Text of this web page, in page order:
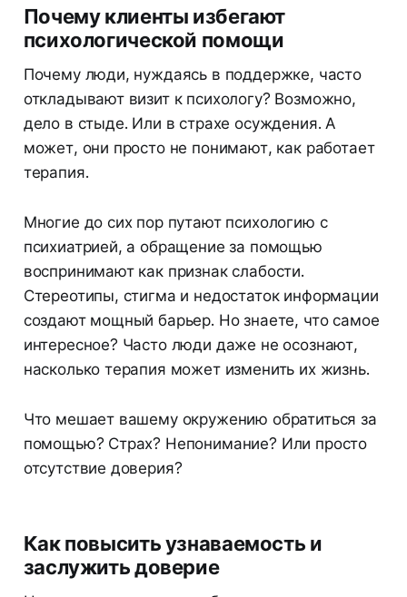
Почему клиенты избегают
психологической помощи
Почему люди, нуждаясь в поддержке, часто
откладывают визит к психологу? Возможно,
дело в стыде. Или в страхе осуждения. А
может, они просто не понимают, как работает
терапия.
Многие до сих пор путают психологию с
психиатрией, а обращение за помощью
воспринимают как признак слабости.
Стереотипы, стигма и недостаток информации
создают мощный барьер. Но знаете, что самое
интересное? Часто люди даже не осознают,
насколько терапия может изменить их жизнь.
Что мешает вашему окружению обратиться за
помощью? Страх? Непонимание? Или просто
отсутствие доверия?
Как повысить узнаваемость и
заслужить доверие